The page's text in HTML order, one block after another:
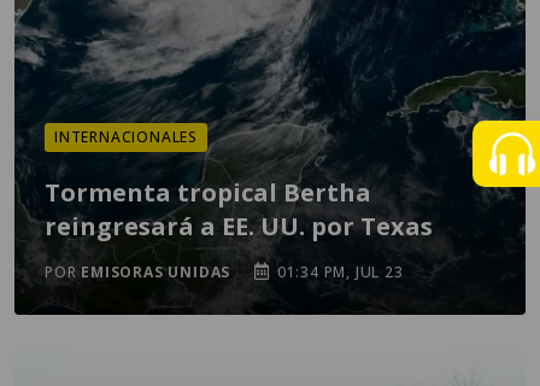
INTERNACIONALES
Tormenta tropical Bertha
reingresará a EE. UU. por Texas
POR EMISORAS UNIDAS 01:34 PM, JUL 23